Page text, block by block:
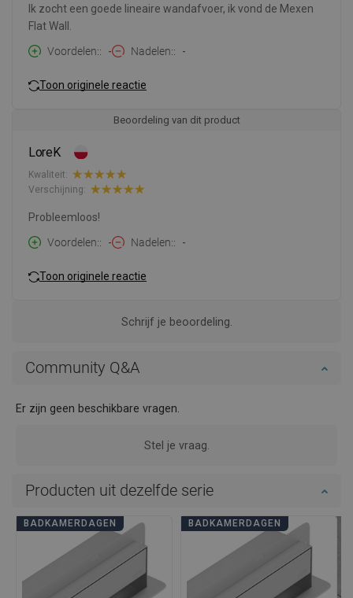
Ik zocht een goede lineaire wandafvoer, ik vond de Mexen
Flat Wall.
Voordelen:
- Nadelen: -
Toon originele reactie
Beoordeling van dit product
LoreK
Kwaliteit:
Verschijning:
Probleemloos!
Voordelen:
- Nadelen: -
Toon originele reactie
Schrijf je beoordeling.
Community Q&A
Er zijn geen beschikbare vragen.
Stel je vraag.
Producten uit dezelfde serie
BADKAMERDAGEN BADKAMERDAGEN